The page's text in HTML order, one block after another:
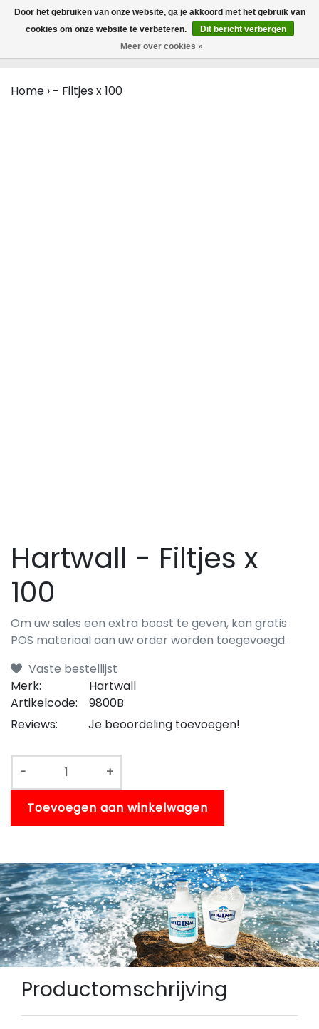
MENU
0
Home › - Filtjes x 100
Hartwall - Filtjes x
100
Om uw sales een extra boost te geven, kan gratis
POS materiaal aan uw order worden toegevoegd.
Vaste bestellijst
Merk:
Hartwall
Artikelcode:
9800B
Reviews:
Je beoordeling toevoegen!
- +
Toevoegen aan winkelwagen
Productomschrijving
Door het gebruiken van onze website, ga je akkoord met het gebruik van
cookies om onze website te verbeteren.
Dit bericht verbergen
Meer over cookies »